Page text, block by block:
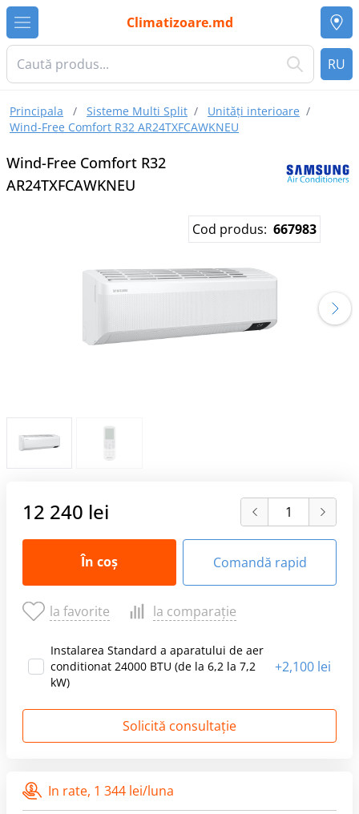
Climatizoare.md
RU
Principala / Sisteme Multi Split / Unități interioare /
Wind-Free Comfort R32 AR24TXFCAWKNEU
Wind-Free Comfort R32
AR24TXFCAWKNEU
Cod produs: 667983
12 240 lei
În coș Comandă rapid
la favorite la comparație
Instalarea Standard a aparatului de aer
conditionat 24000 BTU (de la 6,2 la 7,2
kW)
+2,100 lei
Solicită consultație
In rate, 1 344 lei/luna